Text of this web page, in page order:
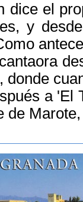
dice el
y
donde
a 'El
de